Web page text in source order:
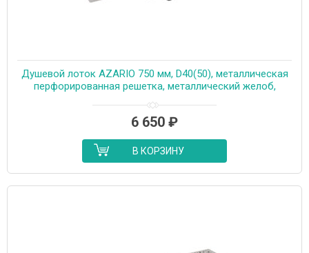
Душевой лоток AZARIO 750 мм, D40(50), металлическая
перфорированная решетка, металлический желоб,
6 650 ₽
В КОРЗИНУ